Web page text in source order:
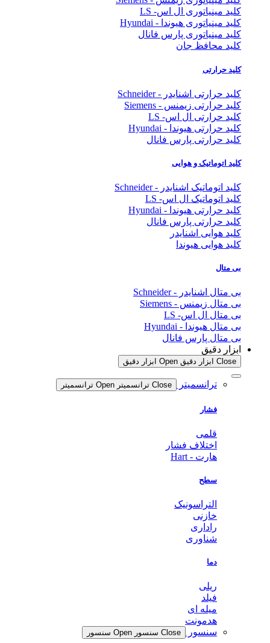
کلید مینیاتوری ال اس- LS
کلید مینیاتوری هیوندا - Hyundai
کلید مینیاتوری پارس فانال
کلید محافظ جان
کلید حرارتی
کلید حرارتی اشنایدر - Schneider
کلید حرارتی زیمنس - Siemens
کلید حرارتی ال اس- LS
کلید حرارتی هیوندا - Hyundai
کلید حرارتی پارس فانال
کلید اتوماتیک و هوایی
کلید اتوماتیک اشنایدر - Schneider
کلید اتوماتیک ال اس- LS
کلید حرارتی هیوندا - Hyundai
کلید حرارتی پارس فانال
کلید هوایی اشنایدر
کلید هوایی هیوندا
بی متال
بی متال اشنایدر - Schneider
بی متال زیمنس - Siemens
بی متال ال اس- LS
بی متال هیوندا - Hyundai
بی متال پارس فانال
ابزار دقیق
Close ابزار دقیق Open ابزار دقیق
ترانسمیتر Close ترانسمیتر Open ترانسمیتر
فشار
قلمی
اختلاف فشار
هارت - Hart
سطح
التراسونیک
خازنی
راداری
شناوری
دما
ریلی
فیلد
میله ای
هدمونت
سنسور
Close سنسور Open سنسور